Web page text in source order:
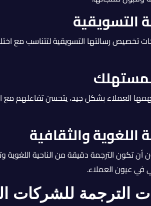
التسويقية
تخصيص رسالتها التسويقية لتتناسب مع
العملاء بشكل جيد، يتحسن تفاعلهم مع
اللغوية والثقافية
تكون الترجمة دقيقة من الناحية اللغوية
عيون العملاء.
الترجمة للشركات